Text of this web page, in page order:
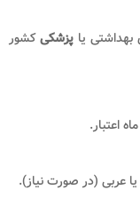
یا پزشکیکشور
اعتبار.
عربی (در صورت نیاز).